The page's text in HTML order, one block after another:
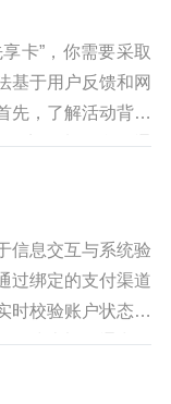
卡”，你需要采取
基于用户反馈和网
先，了解活动背景
“鹿优选”平台会通
此类优惠卡。要套
信息交互与系统验
过绑定的支付渠道
时校验账户状态、
。线上渠道通常依
接，线下则依赖